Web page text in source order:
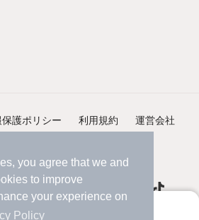
you agree that we and
to improve
your experience on
Policy
て、サクサクお部屋探し
護ポリシー 利用規約 運営会社